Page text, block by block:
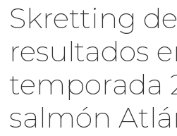
Skretting
resultados
temporada
salmón